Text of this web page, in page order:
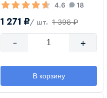
4.6 18
1 271 ₽/ шт. 1 398 ₽
- +
В корзину